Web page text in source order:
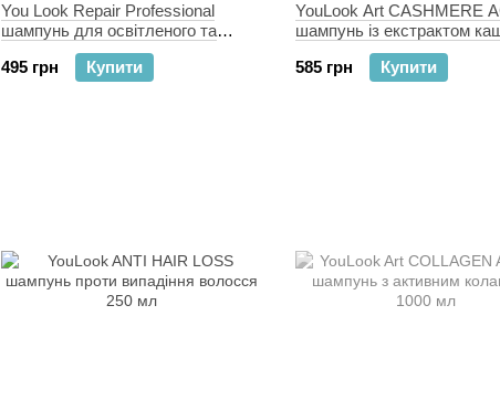
You Look Repair Professional
шампунь для освітленого та
сухого волосся 1000 мл
495 грн
Купити
YouLook Art CASHMERE
шампунь із екстрактом
585 грн
Купити